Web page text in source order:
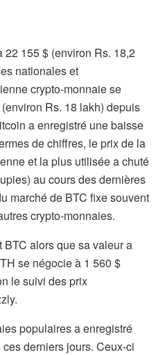
22 155 $ (environ Rs. 18,2
nationales et
crypto-monnaie se
Rs. 18 lakh) depuis
a enregistré une baisse
de chiffres, le prix de la
et la plus utilisée a chuté
au cours des dernières
marché de BTC fixe souvent
crypto-monnaies.
BTC alors que sa valeur a
se négocie à 1 560 $
le suivi des prix
populaires a enregistré
derniers jours. Ceux-ci